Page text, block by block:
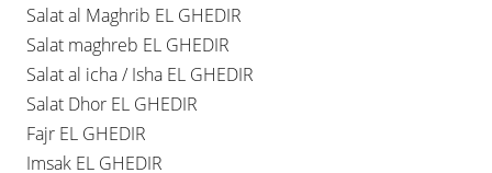
Salat al Maghrib EL GHEDIR
Salat maghreb EL GHEDIR
Salat al icha / Isha EL GHEDIR
Salat Dhor EL GHEDIR
Fajr EL GHEDIR
Imsak EL GHEDIR